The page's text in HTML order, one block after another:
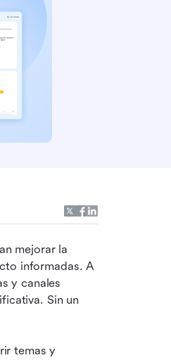
mejorar la
informadas. A
y canales
Sin un
temas y